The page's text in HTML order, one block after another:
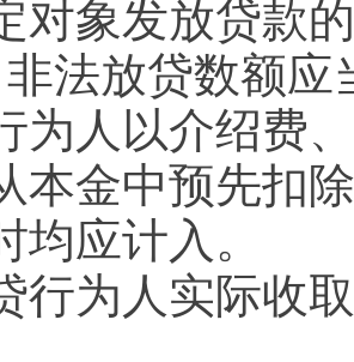
对象发放贷款
法放贷数额
为人以介绍费
本金中预先扣
均应计入。
行为人实际收